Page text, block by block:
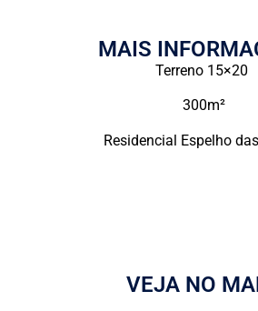
MAIS
Terreno 15×20
300m²
Residencial Espelho
VEJA NO